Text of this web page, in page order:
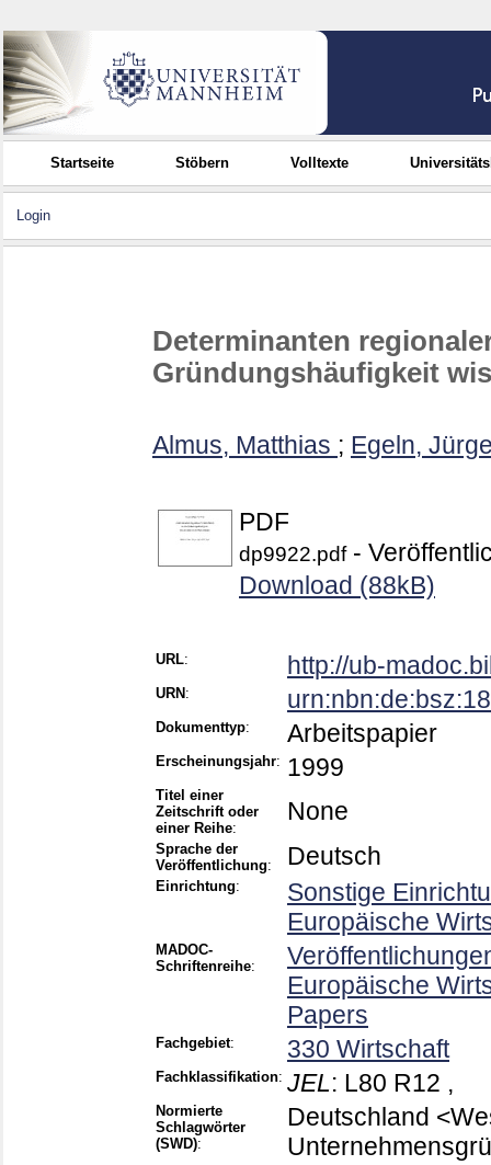
Startseite Stöbern Volltexte
Login
Determinanten
Gründungshäufigkeit
Almus, Matthias ; Egeln,
PDF
dp9922.pdf-
Download (88kB)
URL: http://ub-
URN :
Dokumenttyp: Arbeitspapier
Erscheinungsjahr: 1999
Titel einer
Zeitschrift oder
einer Reihe:
None
Sprache der
Veröffentlichung: Deutsch
Einrichtung:
Sonstige
Europäische
MADOC-
Schriftenreihe:
Europäische
Papers
Fachgebiet: 330 Wirtschaft
Fachklassifikation: JEL: L80 R12 ,
Normierte
Schlagwörter
(SWD):
Deutschland